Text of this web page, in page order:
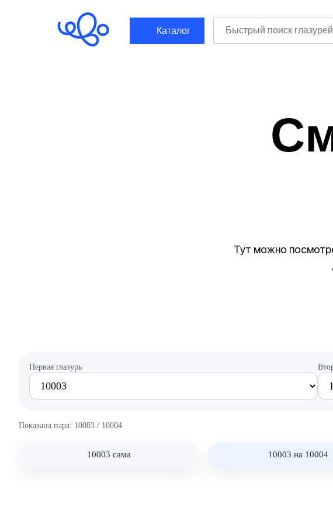
Каталог
Тут можно
Первая глазурь
Показана пара: 10003 / 10004
Нет фото глазури 10003
10003 сама Нет фото: 10003 на 10004
10003 на 10004